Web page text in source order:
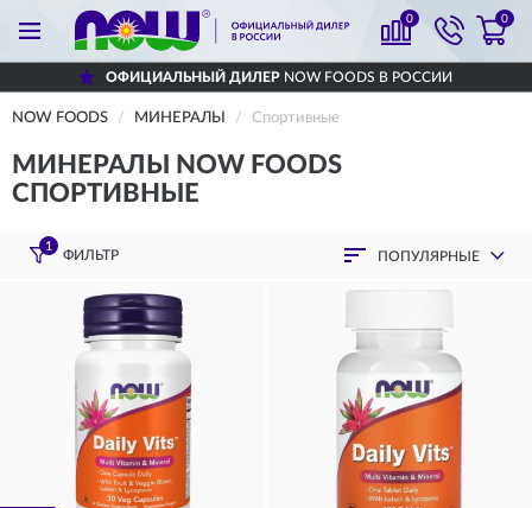
0 0
ОФИЦИАЛЬНЫЙ ДИЛЕРNOW FOODS В РОССИИ
NOW FOODS МИНЕРАЛЫ Спортивные
МИНЕРАЛЫ NOW FOODS
СПОРТИВНЫЕ
1
ФИЛЬТР ПОПУЛЯРНЫЕ